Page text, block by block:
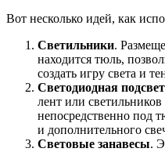
Вот несколько идей, как
Светильники.
находится тюль,
создать игру света и
Светодиодная
лент или
непосредственно под
и дополнительного
Световые занавесы.